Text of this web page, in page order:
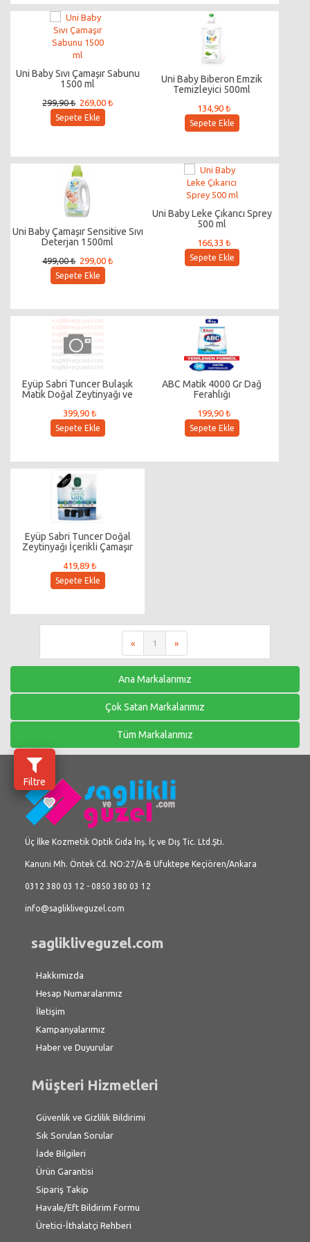
Uni Baby Sıvı Çamaşır Sabunu
1500 ml
299,90 ₺ 269,00 ₺
Sepete Ekle
Uni Baby Biberon Emzik
Temizleyici 500ml
134,90 ₺
Sepete Ekle
Uni Baby Çamaşır Sensitive Sıvı
Deterjan 1500ml
499,00 ₺ 299,00 ₺
Sepete Ekle
Uni Baby Leke Çıkarıcı Sprey
500 ml
166,33 ₺
Sepete Ekle
Eyüp Sabri Tuncer Bulaşık
Matik Doğal Zeytinyağı ve
Bulaşık Yıkama Sıvısı 1,45 lt 50
Yıkama
399,90 ₺
Sepete Ekle
ABC Matik 4000 Gr Dağ
Ferahlığı
199,90 ₺
Sepete Ekle
Eyüp Sabri Tuncer Doğal
Zeytinyağı İçerikli Çamaşır
419,89 ₺
Sepete Ekle
« 1 »
Filtre
Ana Markalarımız
Çok Satan Markalarımız
Tüm Markalarımız
Üç İlke Kozmetik Optik Gıda İnş. İç ve Dış Tic. Ltd.Şti.
Kanuni Mh. Öntek Cd. NO:27/A-B Ufuktepe Keçiören/Ankara
0312 380 03 12 - 0850 380 03 12
info@saglikliveguzel.com
saglikliveguzel.com
Hakkımızda
Hesap Numaralarımız
İletişim
Kampanyalarımız
Haber ve Duyurular
Müşteri Hizmetleri
Güvenlik ve Gizlilik Bildirimi
Sık Sorulan Sorular
İade Bilgileri
Ürün Garantisi
Sipariş Takip
Havale/Eft Bildirim Formu
Üretici-İthalatçi Rehberi